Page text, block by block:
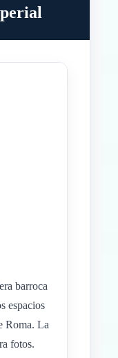
barroca
espacios
Roma. La
fotos.